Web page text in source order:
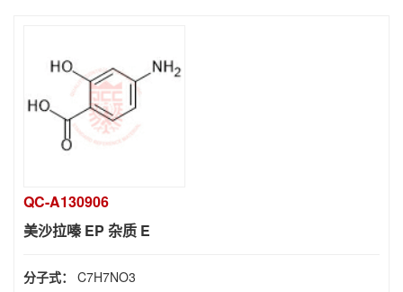
QC-A130906
美沙拉嗪 EP 杂质 E
分子式： C7H7NO3